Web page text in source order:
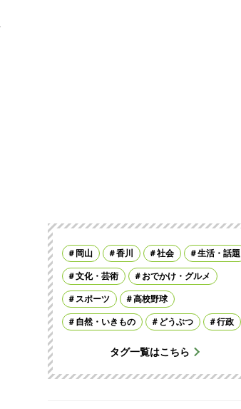
岡山 香川 社会 生活・話題
文化・芸術 おでかけ・グルメ
スポーツ 高校野球
自然・いきもの どうぶつ 行政
タグ一覧はこちら